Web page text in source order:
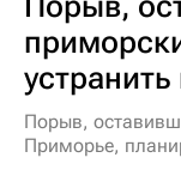
устранить
Порыв,
Приморье,